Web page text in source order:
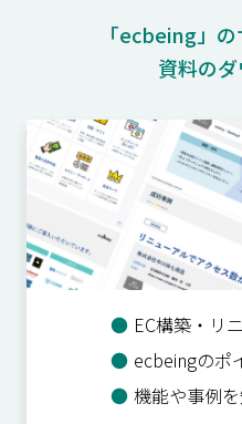
「ecbeing」
資料の
● EC構築・リ
● ecbeingのポ
● 機能や事例